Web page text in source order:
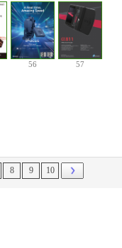
56 57
8 9 10